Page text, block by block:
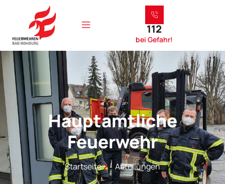
112
bei Gefahr!
Hauptamtliche
Feuerwehr
Startseite Abteilungen